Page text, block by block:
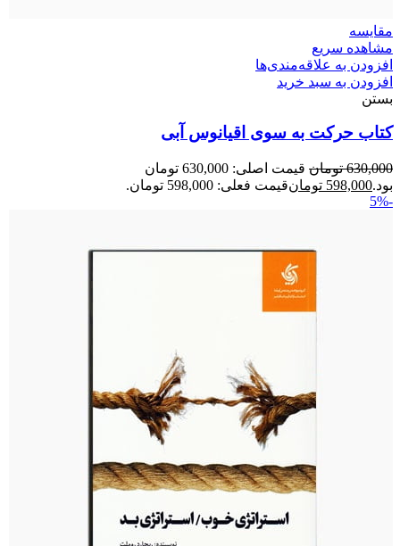
مقایسه
مشاهده سریع
افزودن به علاقه‌مندی‌ها
افزودن به سبد خرید
بستن
کتاب حرکت به سوی اقیانوس آبی
630,000 تومان
قیمت اصلی: 630,000 تومان
بود.598,000 تومانقیمت فعلی: 598,000 تومان.
-5%